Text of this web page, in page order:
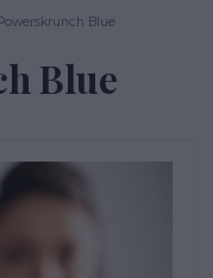
Blue
Blue